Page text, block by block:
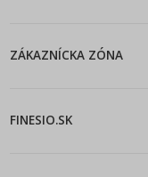
ZÁKAZNÍCKA ZÓNA
FINESIO.SK